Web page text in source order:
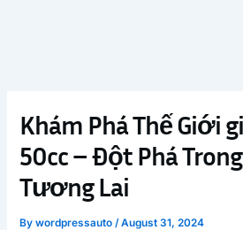
Khám Phá Thế Giới
50cc – Đột Phá
Tương Lai
By wordpressauto /August 31, 2024